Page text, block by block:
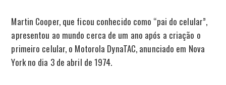
Martin Cooper, que ficou conhecido como “pai do celular”,
apresentou ao mundo cerca de um ano após a criação o
primeiro celular, o Motorola DynaTAC, anunciado em Nova
York no dia 3 de abril de 1974.